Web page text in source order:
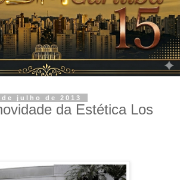
julho de 2013
da Estética Los